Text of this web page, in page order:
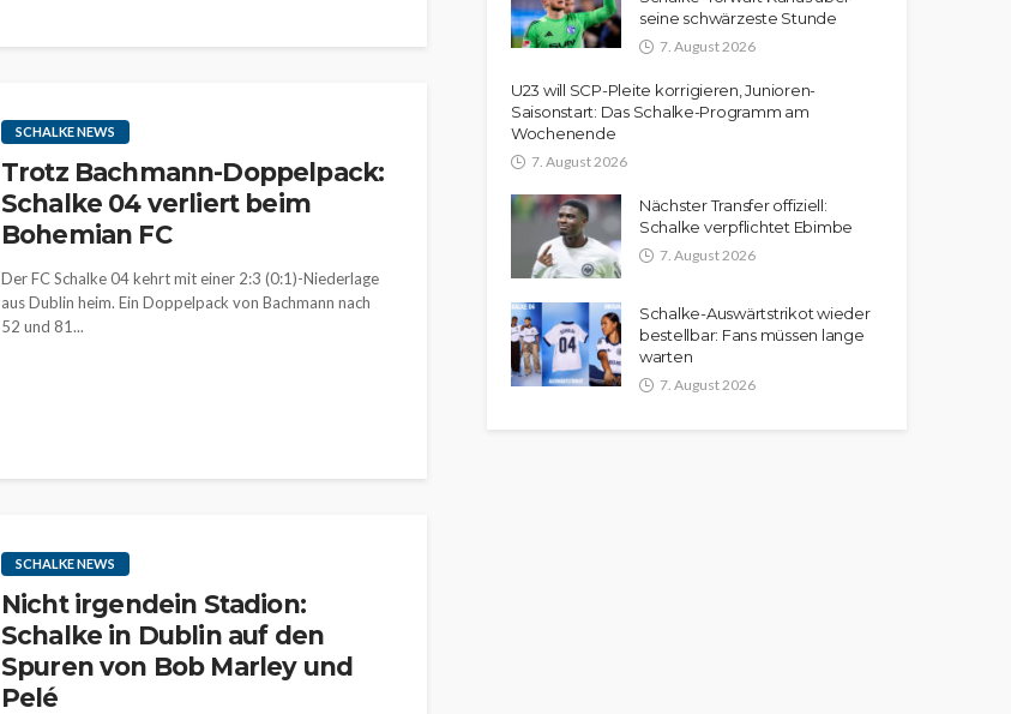
SCHALKE NEWS
Trotz Bachmann-Doppelpack:
Schalke 04 verliert beim
Bohemian FC
Der FC Schalke 04 kehrt mit einer 2:3 (0:1)-Niederlage
aus Dublin heim. Ein Doppelpack von Bachmann nach
52 und 81...
SCHALKE NEWS
Nicht irgendein Stadion:
Schalke in Dublin auf den
Spuren von Bob Marley und
Pelé
seine schwärzeste Stunde
7. August 2026
U23 will SCP-Pleite korrigieren, Junioren-
Saisonstart: Das Schalke-Programm am
Wochenende
7. August 2026
Nächster Transfer offiziell:
Schalke verpflichtet Ebimbe
7. August 2026
Schalke-Auswärtstrikot wieder
bestellbar: Fans müssen lange
warten
7. August 2026